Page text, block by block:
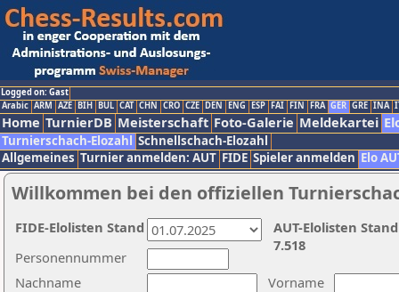
Logged on: Gast
Arabic ARM AZE BIH BUL CAT CHN CRO CZE DEN ENG ESP FAI FIN FRA GER GRE INA
Home TurnierDB Meisterschaft Foto-Galerie Meldekartei
Turnierschach-Elozahl Schnellschach-Elozahl
Allgemeines Turnier anmelden: AUT FIDE Spieler anmelden Elo
Willkommen bei den offiziellen
Nachname
Vorname
Personennummer
AUT-Elolisten
7.518
FIDE-Elolisten Stand